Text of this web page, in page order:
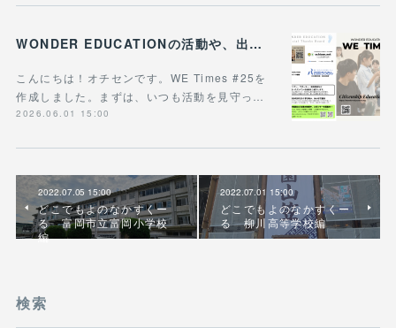
WONDER EDUCATIONの活動や、出張講座・講演のご案内をまとめた 『WE Times #25』を公開しました！
こんにちは！オチセンです。WE Times #25を
作成しました。まずは、いつも活動を見守っ…
2026.06.01 15:00
2022.07.05 15:00
どこでもよのなかすくー
る 富岡市立富岡小学校
編
2022.07.01 15:00
どこでもよのなかすくー
る 柳川高等学校編
検索